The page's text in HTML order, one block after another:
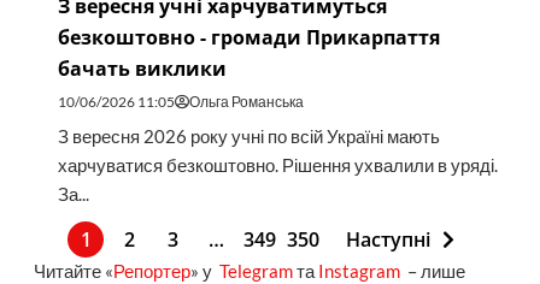
З вересня учні харчуватимуться
безкоштовно - громади Прикарпаття
бачать виклики
10/06/2026 11:05 Ольга Романська
З вересня 2026 року учні по всій Україні мають
харчуватися безкоштовно. Рішення ухвалили в уряді.
За...
1 2 3 … 349 350 Наступні
Читайте «Репортер» у Telegramта Instagram– лише